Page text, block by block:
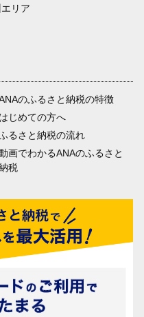
リア
のふるさと納税の特徴
はじめての方へ
るさと納税の流れ
画でわかるANAのふるさと
税